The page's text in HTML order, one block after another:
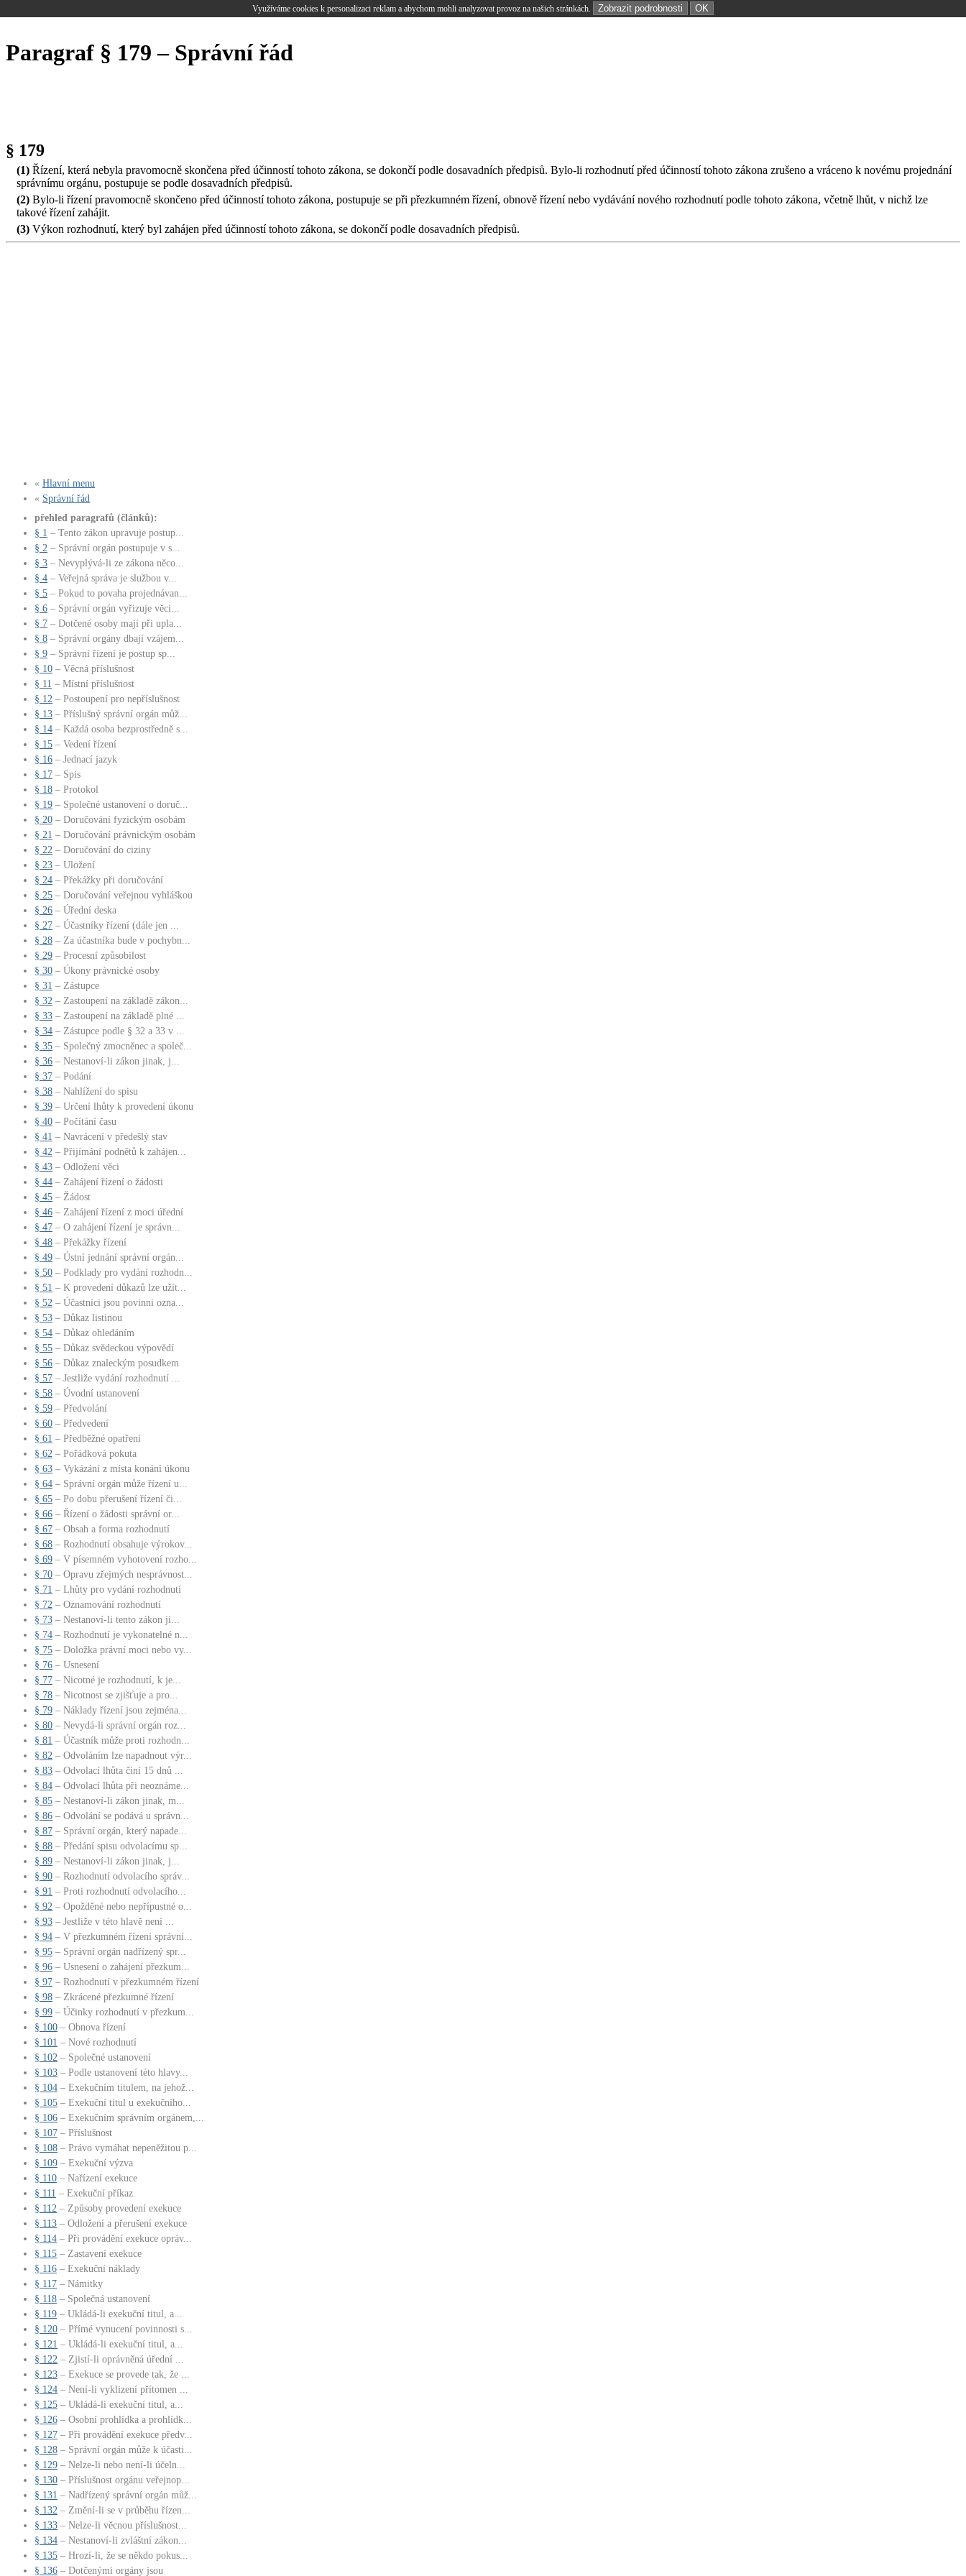
Využíváme cookies k personalizaci reklam a abychom mohli analyzovat provoz na našich stránkách. Zobrazit podrobnosti OK
Paragraf § 179 – Správní řád
§ 179
(1) Řízení, která nebyla pravomocně skončena před účinností tohoto zákona, se dokončí podle dosavadních předpisů. Bylo-li rozhodnutí před účinností tohoto zákona zrušeno a vráceno k novému projednání
správnímu orgánu, postupuje se podle dosavadních předpisů.
(2) Bylo-li řízení pravomocně skončeno před účinností tohoto zákona, postupuje se při přezkumném řízení, obnově řízení nebo vydávání nového rozhodnutí podle tohoto zákona, včetně lhůt, v nichž lze
takové řízení zahájit.
(3) Výkon rozhodnutí, který byl zahájen před účinností tohoto zákona, se dokončí podle dosavadních předpisů.
« Hlavní menu
« Správní řád
přehled paragrafů (článků):
§ 1 – Tento zákon upravuje postup...
§ 2 – Správní orgán postupuje v s...
§ 3 – Nevyplývá-li ze zákona něco...
§ 4 – Veřejná správa je službou v...
§ 5 – Pokud to povaha projednávan...
§ 6 – Správní orgán vyřizuje věci...
§ 7 – Dotčené osoby mají při upla...
§ 8 – Správní orgány dbají vzájem...
§ 9 – Správní řízení je postup sp...
§ 10 – Věcná příslušnost
§ 11 – Místní příslušnost
§ 12 – Postoupení pro nepříslušnost
§ 13 – Příslušný správní orgán můž...
§ 14 – Každá osoba bezprostředně s...
§ 15 – Vedení řízení
§ 16 – Jednací jazyk
§ 17 – Spis
§ 18 – Protokol
§ 19 – Společné ustanovení o doruč...
§ 20 – Doručování fyzickým osobám
§ 21 – Doručování právnickým osobám
§ 22 – Doručování do ciziny
§ 23 – Uložení
§ 24 – Překážky při doručování
§ 25 – Doručování veřejnou vyhláškou
§ 26 – Úřední deska
§ 27 – Účastníky řízení (dále jen ...
§ 28 – Za účastníka bude v pochybn...
§ 29 – Procesní způsobilost
§ 30 – Úkony právnické osoby
§ 31 – Zástupce
§ 32 – Zastoupení na základě zákon...
§ 33 – Zastoupení na základě plné ...
§ 34 – Zástupce podle § 32 a 33 v ...
§ 35 – Společný zmocněnec a společ...
§ 36 – Nestanoví-li zákon jinak, j...
§ 37 – Podání
§ 38 – Nahlížení do spisu
§ 39 – Určení lhůty k provedení úkonu
§ 40 – Počítání času
§ 41 – Navrácení v předešlý stav
§ 42 – Přijímání podnětů k zahájen...
§ 43 – Odložení věci
§ 44 – Zahájení řízení o žádosti
§ 45 – Žádost
§ 46 – Zahájení řízení z moci úřední
§ 47 – O zahájení řízení je správn...
§ 48 – Překážky řízení
§ 49 – Ústní jednání správní orgán...
§ 50 – Podklady pro vydání rozhodn...
§ 51 – K provedení důkazů lze užít...
§ 52 – Účastníci jsou povinni ozna...
§ 53 – Důkaz listinou
§ 54 – Důkaz ohledáním
§ 55 – Důkaz svědeckou výpovědí
§ 56 – Důkaz znaleckým posudkem
§ 57 – Jestliže vydání rozhodnutí ...
§ 58 – Úvodní ustanovení
§ 59 – Předvolání
§ 60 – Předvedení
§ 61 – Předběžné opatření
§ 62 – Pořádková pokuta
§ 63 – Vykázání z místa konání úkonu
§ 64 – Správní orgán může řízení u...
§ 65 – Po dobu přerušení řízení či...
§ 66 – Řízení o žádosti správní or...
§ 67 – Obsah a forma rozhodnutí
§ 68 – Rozhodnutí obsahuje výrokov...
§ 69 – V písemném vyhotovení rozho...
§ 70 – Opravu zřejmých nesprávnost...
§ 71 – Lhůty pro vydání rozhodnutí
§ 72 – Oznamování rozhodnutí
§ 73 – Nestanoví-li tento zákon ji...
§ 74 – Rozhodnutí je vykonatelné n...
§ 75 – Doložka právní moci nebo vy...
§ 76 – Usnesení
§ 77 – Nicotné je rozhodnutí, k je...
§ 78 – Nicotnost se zjišťuje a pro...
§ 79 – Náklady řízení jsou zejména...
§ 80 – Nevydá-li správní orgán roz...
§ 81 – Účastník může proti rozhodn...
§ 82 – Odvoláním lze napadnout výr...
§ 83 – Odvolací lhůta činí 15 dnů ...
§ 84 – Odvolací lhůta při neoznáme...
§ 85 – Nestanoví-li zákon jinak, m...
§ 86 – Odvolání se podává u správn...
§ 87 – Správní orgán, který napade...
§ 88 – Předání spisu odvolacímu sp...
§ 89 – Nestanoví-li zákon jinak, j...
§ 90 – Rozhodnutí odvolacího správ...
§ 91 – Proti rozhodnutí odvolacího...
§ 92 – Opožděné nebo nepřípustné o...
§ 93 – Jestliže v této hlavě není ...
§ 94 – V přezkumném řízení správní...
§ 95 – Správní orgán nadřízený spr...
§ 96 – Usnesení o zahájení přezkum...
§ 97 – Rozhodnutí v přezkumném řízení
§ 98 – Zkrácené přezkumné řízení
§ 99 – Účinky rozhodnutí v přezkum...
§ 100 – Obnova řízení
§ 101 – Nové rozhodnutí
§ 102 – Společné ustanovení
§ 103 – Podle ustanovení této hlavy...
§ 104 – Exekučním titulem, na jehož...
§ 105 – Exekuční titul u exekučního...
§ 106 – Exekučním správním orgánem,...
§ 107 – Příslušnost
§ 108 – Právo vymáhat nepeněžitou p...
§ 109 – Exekuční výzva
§ 110 – Nařízení exekuce
§ 111 – Exekuční příkaz
§ 112 – Způsoby provedení exekuce
§ 113 – Odložení a přerušení exekuce
§ 114 – Při provádění exekuce opráv...
§ 115 – Zastavení exekuce
§ 116 – Exekuční náklady
§ 117 – Námitky
§ 118 – Společná ustanovení
§ 119 – Ukládá-li exekuční titul, a...
§ 120 – Přímé vynucení povinnosti s...
§ 121 – Ukládá-li exekuční titul, a...
§ 122 – Zjistí-li oprávněná úřední ...
§ 123 – Exekuce se provede tak, že ...
§ 124 – Není-li vyklizení přítomen ...
§ 125 – Ukládá-li exekuční titul, a...
§ 126 – Osobní prohlídka a prohlídk...
§ 127 – Při provádění exekuce předv...
§ 128 – Správní orgán může k účasti...
§ 129 – Nelze-li nebo není-li účeln...
§ 130 – Příslušnost orgánu veřejnop...
§ 131 – Nadřízený správní orgán můž...
§ 132 – Změní-li se v průběhu řízen...
§ 133 – Nelze-li věcnou příslušnost...
§ 134 – Nestanoví-li zvláštní zákon...
§ 135 – Hrozí-li, že se někdo pokus...
§ 136 – Dotčenými orgány jsou